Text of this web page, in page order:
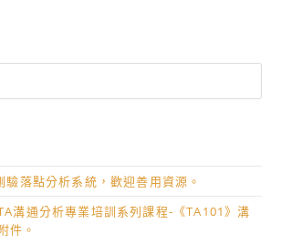
落點分析系統，歡迎善用資源。
溝通分析專業培訓系列課程-《TA101》溝
件。